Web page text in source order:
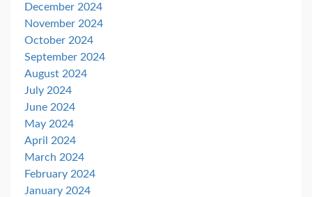
December 2024
November 2024
October 2024
September 2024
August 2024
July 2024
June 2024
May 2024
April 2024
March 2024
February 2024
January 2024